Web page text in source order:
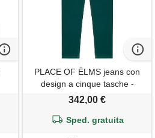
PLACE OF ËLMS jeans con
design a cinque tasche -
verde
342,00 €
Sped. gratuita